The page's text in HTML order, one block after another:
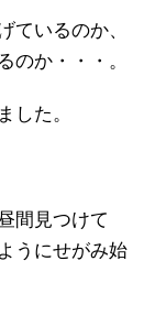
ているのか、
のか・・・。
した。
間見つけて
うにせがみ始